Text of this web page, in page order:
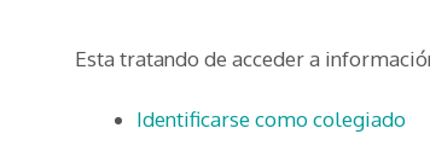
Esta tratando de acceder a
Identificarse como colegiado